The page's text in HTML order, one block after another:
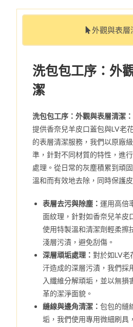
外觀與表層
洗包包工序：外
潔
洗包包工序：外觀與表層清潔：
提供香奈兒羊皮口蓋包與LV老
的表層清潔服務，我們以原廠
準，針對不同材質的特性，進
處理。從日常的灰塵積累到頑
溫和而有效地去除，同時保護
表層去污與除塵：運用高倍
面紋理，針對如香奈兒羊皮
使用特製溫和清潔劑輕柔擦
淺層污漬，避免刮傷。
深層頑垢處理：對於如LV老
汗造成的深層污漬，我們採
入纖維分解頑垢，並以無損
革的潔淨面貌。
縫線與邊角清潔：包包的縫
垢，我們使用專用微細刷具